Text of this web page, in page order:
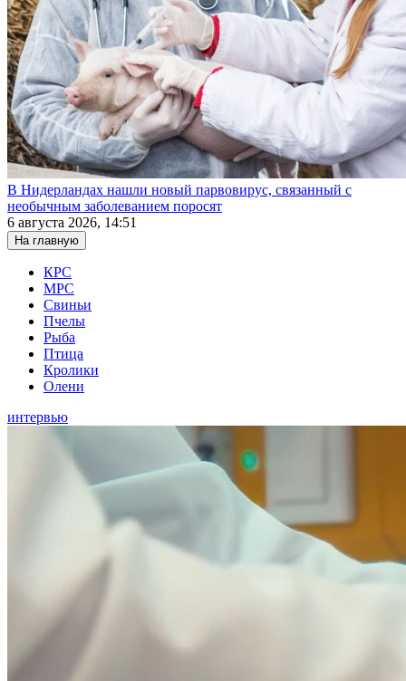
В Нидерландах нашли новый парвовирус, связанный с
необычным заболеванием поросят
6 августа 2026, 14:51
На главную
КРС
МРС
Свиньи
Пчелы
Рыба
Птица
Кролики
Олени
интервью